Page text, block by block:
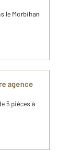
le Morbihan
agence
5 pièces à